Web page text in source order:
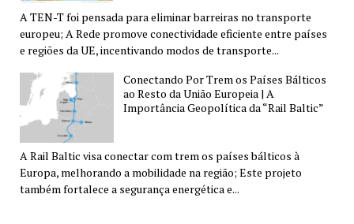
A TEN-T foi pensada para eliminar barreiras no transporte
europeu; A Rede promove conectividade eficiente entre países
e regiões da UE, incentivando modos de transporte...
Conectando Por Trem os Países Bálticos
ao Resto da União Europeia | A
Importância Geopolítica da “Rail Baltic”
A Rail Baltic visa conectar com trem os países bálticos à
Europa, melhorando a mobilidade na região; Este projeto
também fortalece a segurança energética e...